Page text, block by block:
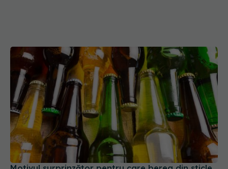
Motivul surprinzător pentru care berea din sticle
transparente își pierde rapid gustul
23 mai 2026, 21:14